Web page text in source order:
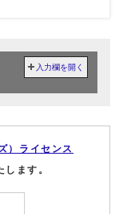
入力欄を開く
）ライセンス
します。